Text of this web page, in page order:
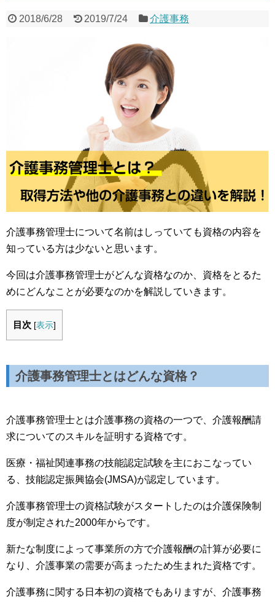
2018/6/28 2019/7/24 介護事務
介護事務管理士について名前はしっていても資格の内容を
知っている方は少ないと思います。
今回は介護事務管理士がどんな資格なのか、資格をとるた
めにどんなことが必要なのかを解説していきます。
目次 [表示]
介護事務管理士とはどんな資格？
介護事務管理士とは介護事務の資格の一つで、介護報酬請
求についてのスキルを証明する資格です。
医療・福祉関連事務の技能認定試験を主におこなってい
る、技能認定振興協会(JMSA)が認定しています。
介護事務管理士の資格試験がスタートしたのは介護保険制
度が制定された2000年からです。
新たな制度によって事業所の方で介護報酬の計算が必要に
なり、介護事業の需要が高まったため生まれた資格です。
介護事務に関する日本初の資格でもありますが、介護事務